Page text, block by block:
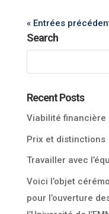
« Entrées
Search
Recent Posts
Viabilité financière
Prix et distinctions
Travailler avec
Voici l’objet
pour l’ouverture